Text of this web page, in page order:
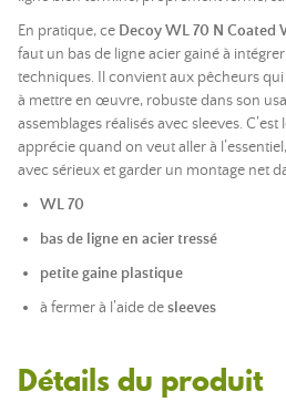
En pratique, ce Decoy WL 70 N Coated
faut un bas de ligne acier gainé à
techniques. Il convient aux pêcheurs
à mettre en œuvre, robuste dans son
assemblages réalisés avec sleeves.
apprécie quand on veut aller à
avec sérieux et garder un montage net
WL 70
bas de ligne en acier tressé
petite gaine plastique
à fermer à l’aide desleeves
Détails du produit